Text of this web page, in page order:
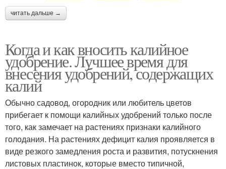
читать дальше →
Когда и как вносить калийное
удобрение. Лучшее время для
внесения удобрений, содержащих
калий
Обычно садовод, огородник или любитель цветов
прибегает к помощи калийных удобрений только после
того, как замечает на растениях признаки калийного
голодания. На растениях дефицит калия проявляется в
виде резкого замедления роста и развития, потускнения
листовых пластинок, которые вместо типичной,